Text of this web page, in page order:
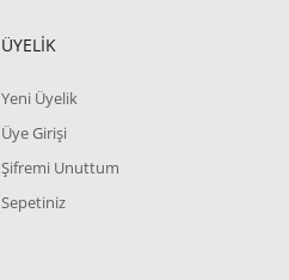
ÜYELİK
Yeni Üyelik
Üye Girişi
Şifremi Unuttum
Sepetiniz